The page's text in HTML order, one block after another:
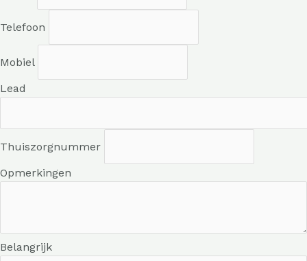
Telefoon
Mobiel
Lead
Thuiszorgnummer
Opmerkingen
Belangrijk